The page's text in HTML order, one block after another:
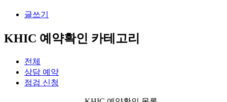
글쓰기
KHIC 예약확인 카테고리
전체
상담 예약
점검 신청